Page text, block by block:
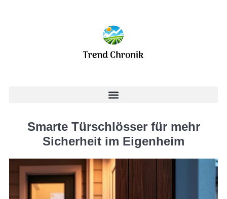
Smarte Türschlösser für mehr
Sicherheit im Eigenheim